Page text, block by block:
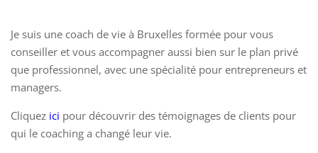
Je suis une coach de vie à Bruxelles formée pour vous
conseiller et vous accompagner aussi bien sur le plan privé
que professionnel, avec une spécialité pour entrepreneurs et
managers.
Cliquez ici pour découvrir des témoignages de clients pour
qui le coaching a changé leur vie.